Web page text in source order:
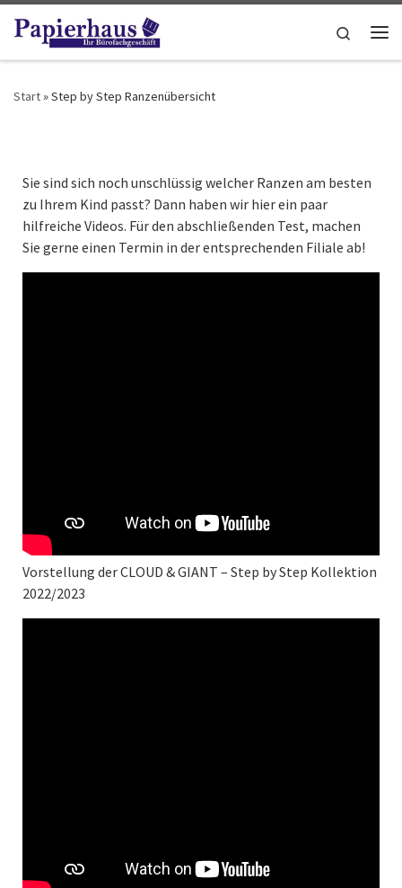
Zum Inhalt springen
Search
Start»Step by Step Ranzenübersicht
Sie sind sich noch unschlüssig welcher Ranzen am besten
zu Ihrem Kind passt? Dann haben wir hier ein paar
hilfreiche Videos. Für den abschließenden Test, machen
Sie gerne einen Termin in der entsprechenden Filiale ab!
Vorstellung der CLOUD & GIANT – Step by Step Kollektion
2022/2023